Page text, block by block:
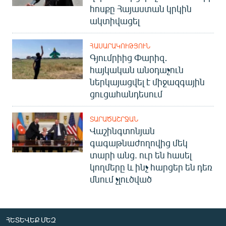
հոսքը Հայաստան կրկին
ակտիվացել
ՀԱՍԱՐԱԿՈՒԹՅՈՒՆ
Գյումրիից Փարիզ․
հայկական անօդաչուն
ներկայացվել է միջազգային
ցուցահանդեսում
ՏԱՐԱԾԱՇՐՋԱՆ
Վաշինգտոնյան
գագաթնաժողովից մեկ
տարի անց. ուր են հասել
կողմերը և ինչ հարցեր են դեռ
մնում չլուծված
ՀԵՏԵՎԵՔ ՄԵԶ